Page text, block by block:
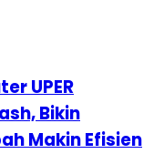
UPER
Bikin
Makin Efisien